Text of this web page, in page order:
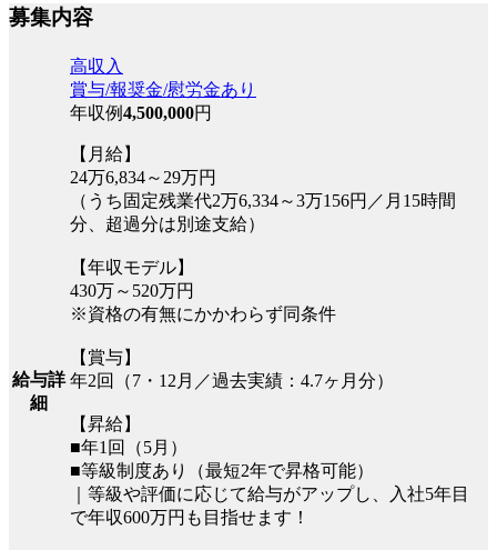
募集内容
給与詳
細
高収入
賞与/報奨金/慰労金あり
年収例4,500,000円
【月給】
24万6,834～29万円
（うち固定残業代2万6,334～3万156円／月15時間
分、超過分は別途支給）
【年収モデル】
430万～520万円
※資格の有無にかかわらず同条件
【賞与】
年2回（7・12月／過去実績：4.7ヶ月分）
【昇給】
■年1回（5月）
■等級制度あり（最短2年で昇格可能）
｜等級や評価に応じて給与がアップし、入社5年目
で年収600万円も目指せます！